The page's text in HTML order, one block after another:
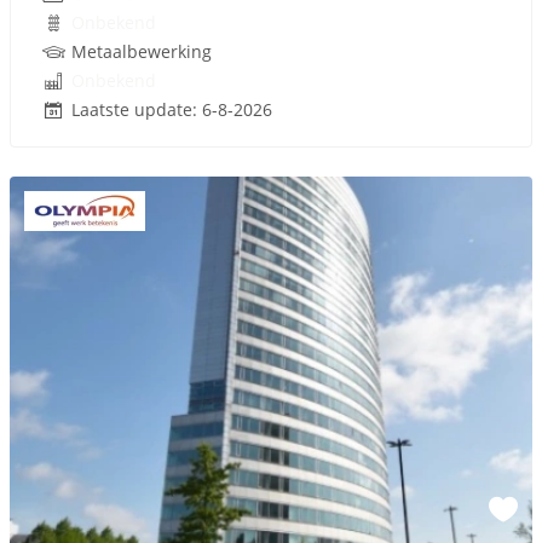
Metaalbewerking
Laatste update: 6-8-2026